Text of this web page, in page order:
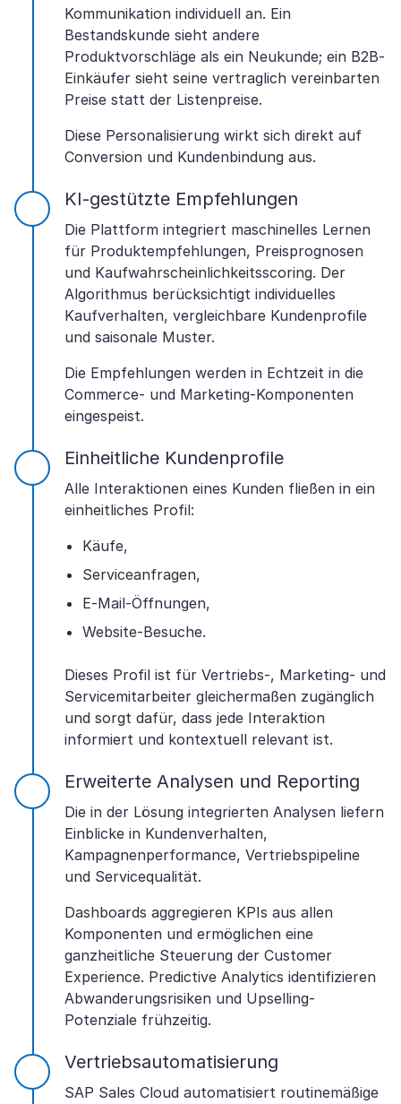
Kommunikation individuell an. Ein
Bestandskunde sieht andere
Produktvorschläge als ein Neukunde; ein B2B-
Einkäufer sieht seine vertraglich vereinbarten
Preise statt der Listenpreise.
Diese Personalisierung wirkt sich direkt auf
Conversion und Kundenbindung aus.
KI-gestützte Empfehlungen
Die Plattform integriert maschinelles Lernen
für Produktempfehlungen, Preisprognosen
und Kaufwahrscheinlichkeitsscoring. Der
Algorithmus berücksichtigt individuelles
Kaufverhalten, vergleichbare Kundenprofile
und saisonale Muster.
Die Empfehlungen werden in Echtzeit in die
Commerce- und Marketing-Komponenten
eingespeist.
Einheitliche Kundenprofile
Alle Interaktionen eines Kunden fließen in ein
einheitliches Profil:
Käufe,
Serviceanfragen,
E-Mail-Öffnungen,
Website-Besuche.
Dieses Profil ist für Vertriebs-, Marketing- und
Servicemitarbeiter gleichermaßen zugänglich
und sorgt dafür, dass jede Interaktion
informiert und kontextuell relevant ist.
Erweiterte Analysen und Reporting
Die in der Lösung integrierten Analysen liefern
Einblicke in Kundenverhalten,
Kampagnenperformance, Vertriebspipeline
und Servicequalität.
Dashboards aggregieren KPIs aus allen
Komponenten und ermöglichen eine
ganzheitliche Steuerung der Customer
Experience. Predictive Analytics identifizieren
Abwanderungsrisiken und Upselling-
Potenziale frühzeitig.
Vertriebsautomatisierung
SAP Sales Cloud automatisiert routinemäßige